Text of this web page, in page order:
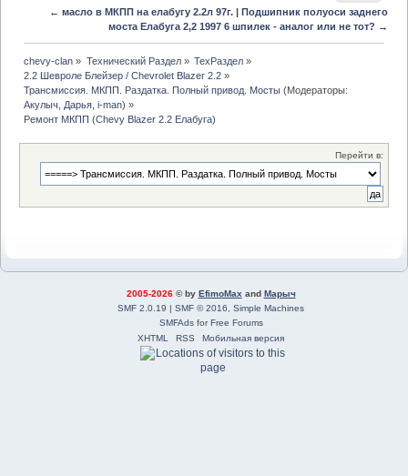
← масло в МКПП на елабугу 2.2л 97г.|
Подшипник полуоси заднего
моста Елабуга 2,2 1997 6 шпилек - аналог или не тот? →
chevy-clan » Технический Раздел» ТехРаздел»
2.2 Шевроле Блейзер / Chevrolet Blazer 2.2 »
Трансмиссия. МКПП. Раздатка. Полный привод. Мосты (Модераторы:
Акулыч
Дарья ,i-man) »
Ремонт МКПП (Chevy Blazer 2.2 Елабуга)
Перейти в:
2005-2026© by EfimoMaxand Марыч
SMF 2.0.19 | SMF © 2016, Simple Machines
SMFAdsforFree Forums
XHTML
RSS Мобильная версия